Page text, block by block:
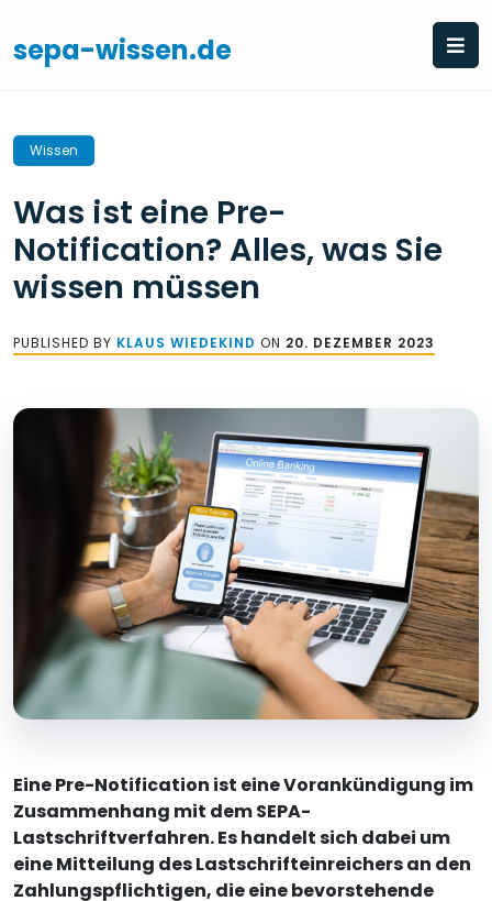
to
content
sepa-wissen.de
Wissen
Was ist eine Pre-
Notification? Alles, was Sie
wissen müssen
PUBLISHED BY KLAUS WIEDEKIND ON 20. DEZEMBER 2023
Eine Pre-Notification ist eine Vorankündigung im
Zusammenhang mit dem SEPA-
Lastschriftverfahren. Es handelt sich dabei um
eine Mitteilung des Lastschrifteinreichers an den
Zahlungspflichtigen, die eine bevorstehende